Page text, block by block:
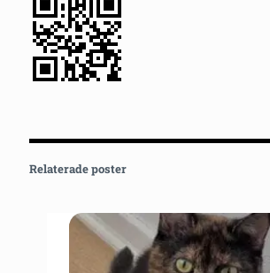
Relaterade poster